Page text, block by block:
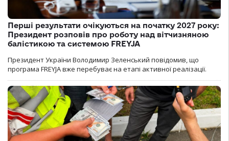
Перші результати очікуються на початку 2027 року:
Президент розповів про роботу над вітчизняною
балістикою та системою FREYJA
Президент України Володимир Зеленський повідомив, що
програма FREYJA вже перебуває на етапі активної реалізації.